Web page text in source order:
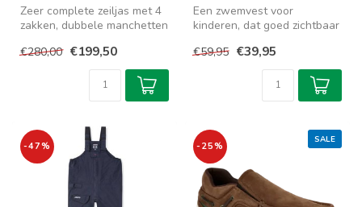
Zeer complete zeiljas met 4
zakken, dubbele manchetten
€280,00 €199,50
Een zwemvest voor
kinderen, dat goed zichtbaar
drag...
€59,95 €39,95
-47%
SALE
-25%